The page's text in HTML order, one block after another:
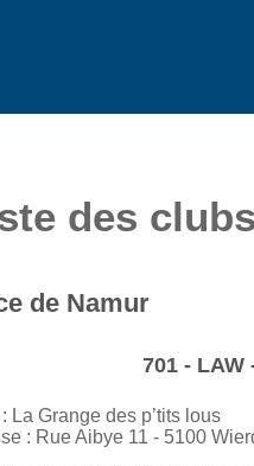
des
de Namur
701 - LAW
La Grange des p’tits lous
: Rue Aibye 11 - 5100